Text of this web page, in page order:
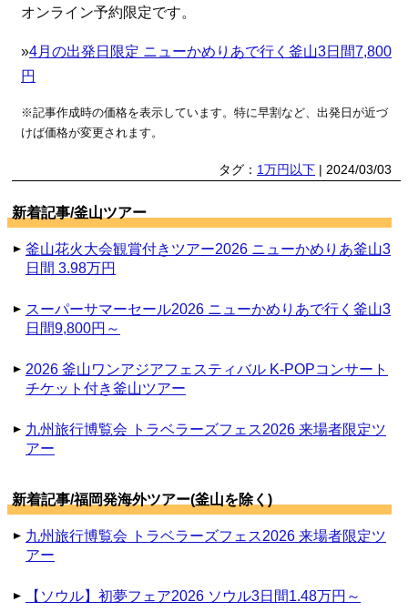
オンライン予約限定です。
»4月の出発日限定 ニューかめりあで行く釜山3日間7,800
円
※記事作成時の価格を表示しています。特に早割など、出発日が近づ
けば価格が変更されます。
タグ： 1万円以下 | 2024/03/03
新着記事/釜山ツアー
釜山花火大会観賞付きツアー2026 ニューかめりあ釜山3
日間 3.98万円
スーパーサマーセール2026 ニューかめりあで行く釜山3
日間9,800円～
2026 釜山ワンアジアフェスティバル K-POPコンサート
チケット付き釜山ツアー
九州旅行博覧会 トラベラーズフェス2026 来場者限定ツ
アー
新着記事/福岡発海外ツアー(釜山を除く)
九州旅行博覧会 トラベラーズフェス2026 来場者限定ツ
アー
【ソウル】初夢フェア2026 ソウル3日間1.48万円～